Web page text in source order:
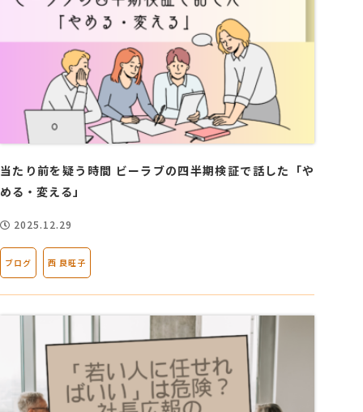
当たり前を疑う時間 ビーラブの四半期検証で話した「や
める・変える」
2025.12.29
ブログ 西 良旺子